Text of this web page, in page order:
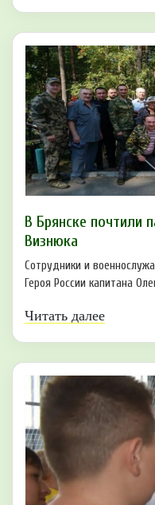
В Брянске почтили
Визнюка
Сотрудники и
Героя России капитана
Читать далее